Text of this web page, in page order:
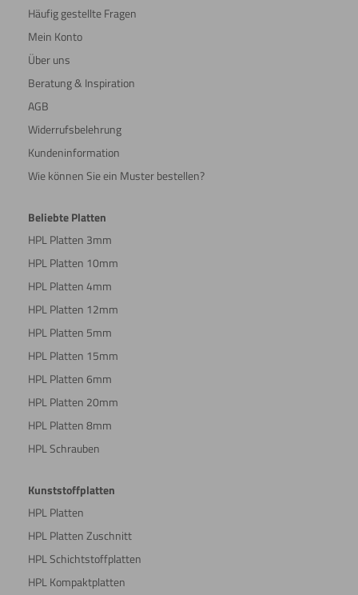
Häufig gestellte Fragen
Mein Konto
Über uns
Beratung & Inspiration
AGB
Widerrufsbelehrung
Kundeninformation
Wie können Sie ein Muster bestellen?
Beliebte Platten
HPL Platten 3mm
HPL Platten 10mm
HPL Platten 4mm
HPL Platten 12mm
HPL Platten 5mm
HPL Platten 15mm
HPL Platten 6mm
HPL Platten 20mm
HPL Platten 8mm
HPL Schrauben
Kunststoffplatten
HPL Platten
HPL Platten Zuschnitt
HPL Schichtstoffplatten
HPL Kompaktplatten